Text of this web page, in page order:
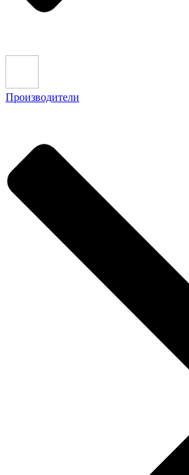
Производители